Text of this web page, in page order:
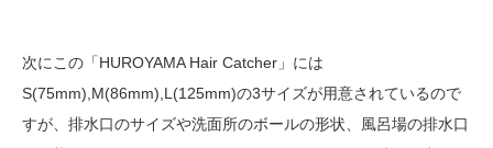
次にこの「HUROYAMA Hair Catcher」には
S(75mm),M(86mm),L(125mm)の3サイズが用意されているので
すが、排水口のサイズや洗面所のボールの形状、風呂場の排水口